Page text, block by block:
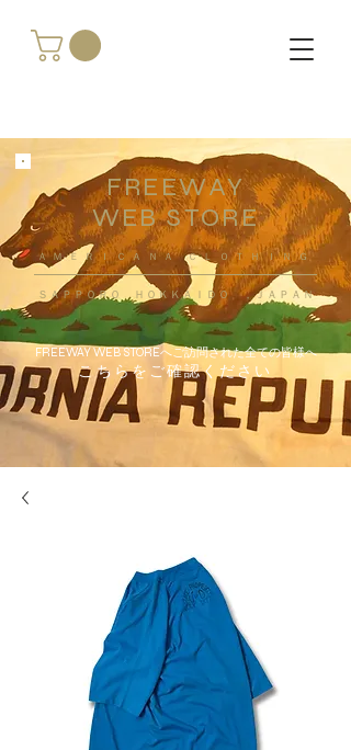
FREEWAY
WEB STORE
​ＡＭＥＲＩＣＡＮＡ ＣＬＯＴＨＩＮＧ
ＳＡＰＰＯＲＯ ＨＯＫＫＡＩＤＯ ，ＪＡＰＡＮ
FREEWAY WEB STOREへご訪問された全ての皆様へ
こちらをご確認ください